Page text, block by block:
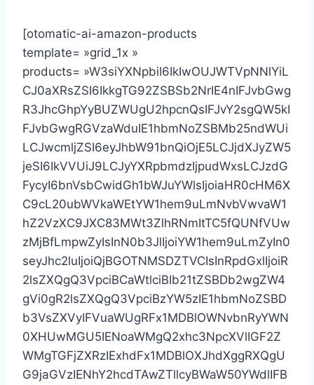
[otomatic-ai-amazon-products
template= »grid_1x »
products= »W3siYXNpbiI6IkIwOUJWTVpNNlYiL
CJ0aXRsZSI6IkkgTG92ZSBSb2NrIE4nIFJvbGwg
R3JhcGhpYyBUZWUgU2hpcnQsIFJvY2sgQW5kI
FJvbGwgRGVzaWduIE1hbmNoZSBMb25ndWUi
LCJwcmljZSI6eyJhbW91bnQiOjE5LCJjdXJyZW5
jeSI6IkVVUiJ9LCJyYXRpbmdzIjpudWxsLCJzdG
FycyI6bnVsbCwidGh1bWJuYWlsIjoiaHR0cHM6X
C9cL20ubWVkaWEtYW1hem9uLmNvbVwvaW1
hZ2VzXC9JXC83MWt3ZlhRNmItTC5fQUNfVUw
zMjBfLmpwZyIsInN0b3JlIjoiYW1hem9uLmZyIn0
seyJhc2luIjoiQjBGOTNMSDZTVCIsInRpdGxlIjoiR
2lsZXQgQ3VpciBCaWtlciBIb21tZSBDb2wgZW4
gVi0gR2lsZXQgQ3VpciBzYW5zIE1hbmNoZSBD
b3VsZXVyIFVuaWUgRFx1MDBlOWNvbnRyYWN
0XHUwMGU5IENoaWMgQ2xhc3NpcXVlIGF2Z
WMgTGFjZXRzIExhdFx1MDBlOXJhdXggRXQgU
G9jaGVzIENhY2hcdTAwZTllcyBWaW50YWdlIFB